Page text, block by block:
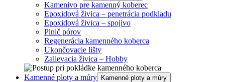
Kamenivo pre kamenný koberec
Epoxidová živica – penetrácia podkladu
Epoxidová živica – spojivo
Plnič pórov
Regenerácia kamenného koberca
Ukončovacie lišty
Zalievacia živica – Hobby
Kamenné ploty a múry Kamenné ploty a múry